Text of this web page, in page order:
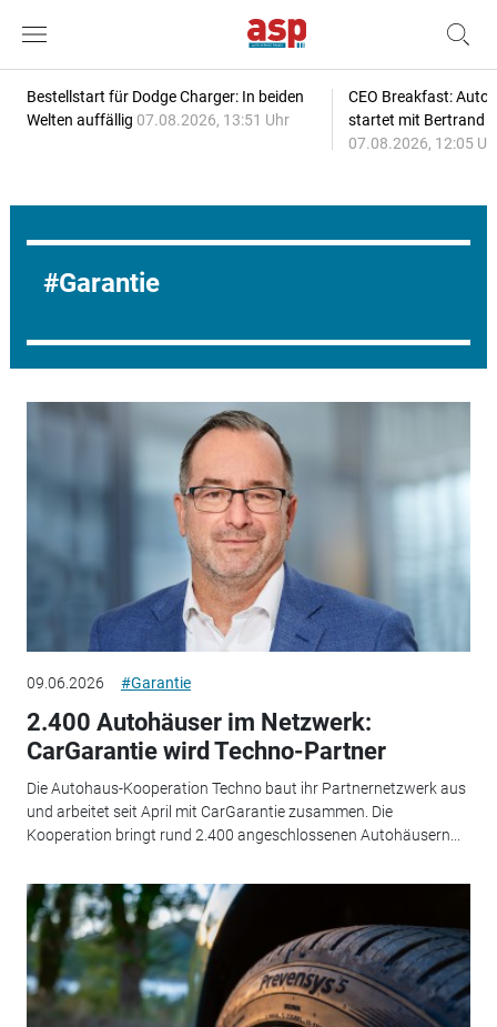
Bestellstart für Dodge Charger: In beiden
Welten auffällig 07.08.2026, 13:51 Uhr
CEO Breakfast:
startet mit Bertrand
07.08.2026, 12:05
Garantie
09.06.2026 #Garantie
2.400 Autohäuser im Netzwerk:
CarGarantie wird Techno-Partner
Die Autohaus-Kooperation Techno baut ihr Partnernetzwerk aus
und arbeitet seit April mit CarGarantie zusammen. Die
Kooperation bringt rund 2.400 angeschlossenen Autohäusern...